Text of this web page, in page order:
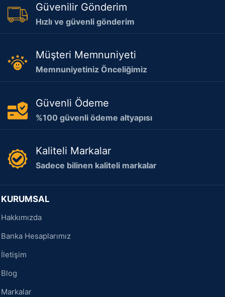
Güvenilir Gönderim
Hızlı ve güvenli gönderim
Müşteri Memnuniyeti
Memnuniyetiniz Önceliğimiz
Güvenli Ödeme
%100 güvenli ödeme altyapısı
Kaliteli Markalar
Sadece bilinen kaliteli markalar
KURUMSAL
Hakkımızda
Banka Hesaplarımız
İletişim
Blog
Markalar